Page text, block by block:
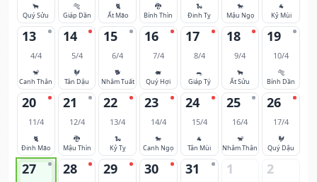
🐂
Quý Sửu
🐅
Giáp Dần
🐈
Ất Mão
🐉
Bính Thìn
🐍
Đinh Tỵ
🐎
Mậu Ngọ
🐐
Kỷ Mùi
13
4/4
🐒
Canh Thân
14
5/4
🐓
Tân Dậu
15
6/4
🐕
Nhâm Tuất
16
7/4
🐖
Quý Hợi
17
8/4
🐀
Giáp Tý
18
9/4
🐂
Ất Sửu
19
10/4
🐅
Bính Dần
20
11/4
🐈
Đinh Mão
21
12/4
🐉
Mậu Thìn
22
13/4
🐍
Kỷ Tỵ
23
14/4
🐎
Canh Ngọ
24
15/4
🐐
Tân Mùi
25
16/4
🐒
Nhâm Thân
26
17/4
🐓
Quý Dậu
27 28 29 30 31 1 2